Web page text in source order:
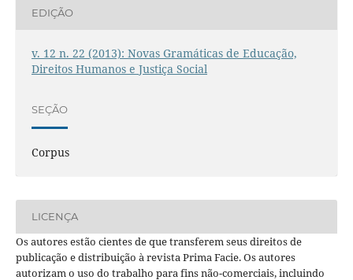
EDIÇÃO
v. 12 n. 22 (2013): Novas Gramáticas de Educação,
Direitos Humanos e Justiça Social
SEÇÃO
Corpus
LICENÇA
Os autores estão cientes de que transferem seus direitos de
publicação e distribuição à revista Prima Facie. Os autores
autorizam o uso do trabalho para fins não-comerciais, incluindo